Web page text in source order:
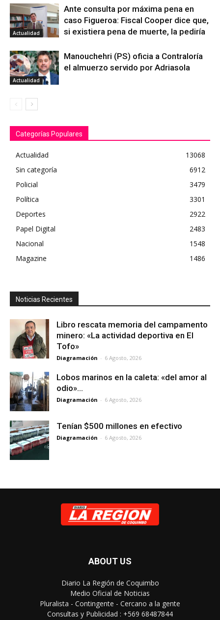
Actualidad
Ante consulta por máxima pena en
caso Figueroa: Fiscal Cooper dice que,
si existiera pena de muerte, la pediría
Actualidad
Manouchehri (PS) oficia a Contraloría
el almuerzo servido por Adriasola
Categorías Populares
Actualidad
13068
Sin categoría
6912
Policial
3479
Política
3301
Deportes
2922
Papel Digital
2483
Nacional
1548
Magazine
1486
Noticias Recientes
Libro rescata memoria del campamento
minero: «La actividad deportiva en El
Tofo»
Diagramación - 6 Agosto, 2026
Lobos marinos en la caleta: «del amor al
odio»…
Diagramación - 6 Agosto, 2026
Tenían $500 millones en efectivo
Diagramación - 6 Agosto, 2026
ABOUT US
Diario La Región de Coquimbo
Medio Oficial de Noticias
Pluralista - Contingente - Cercano a la gente
Consultas y Publicidad : +569 68487844